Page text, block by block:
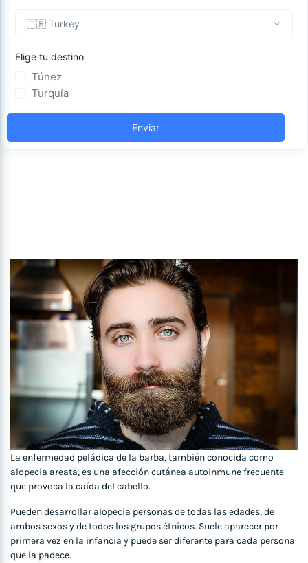
La enfermedad peládica de la barba, también conocida como
alopecia areata, es una afección cutánea autoinmune frecuente
que provoca la caída del cabello.
Pueden desarrollar alopecia personas de todas las edades, de
ambos sexos y de todos los grupos étnicos. Suele aparecer por
primera vez en la infancia y puede ser diferente para cada persona
que la padece.